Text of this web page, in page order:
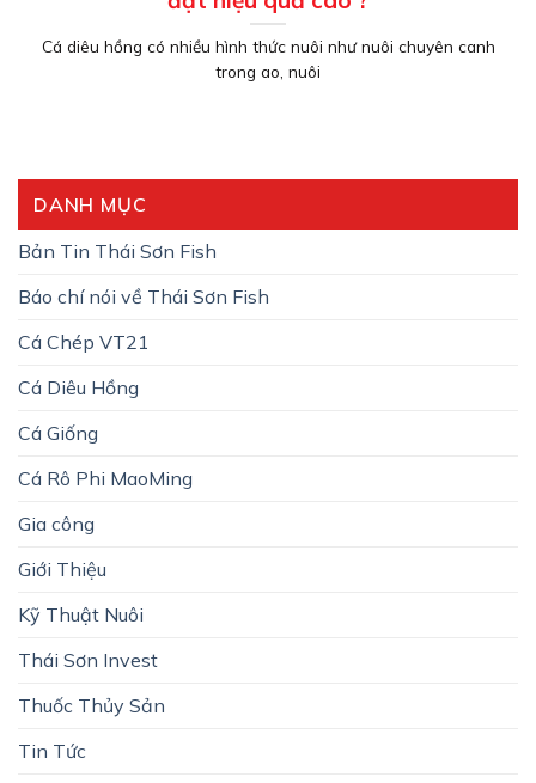
Cá diêu hồng có nhiều hình thức nuôi như nuôi chuyên canh
trong ao, nuôi
DANH MỤC
Bản Tin Thái Sơn Fish
Báo chí nói về Thái Sơn Fish
Cá Chép VT21
Cá Diêu Hồng
Cá Giống
Cá Rô Phi MaoMing
Gia công
Giới Thiệu
Kỹ Thuật Nuôi
Thái Sơn Invest
Thuốc Thủy Sản
Tin Tức